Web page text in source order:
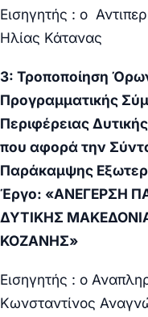
Εισηγητής : ο
Ηλίας Κάτανας
3: Τροποποίηση
Προγραμματικής
Περιφέρειας
που αφορά την
Παράκαμψης
Έργο: «ΑΝΕΓΕΡΣΗ
ΔΥΤΙΚΗΣ
ΚΟΖΑΝΗΣ»
Εισηγητής : ο
Κωνσταντίνος